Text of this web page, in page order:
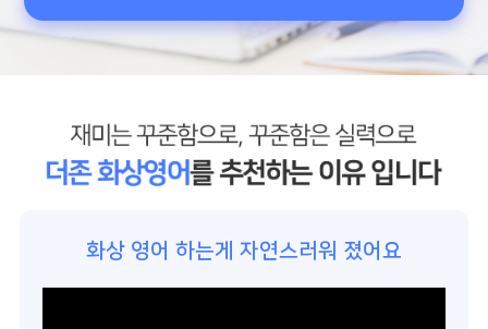
화상 영어 하는게 자연스러워 졌어요